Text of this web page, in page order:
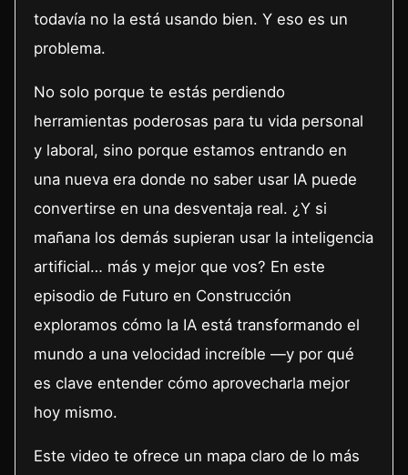
todavía no la está usando bien. Y eso es un
problema.
No solo porque te estás perdiendo
herramientas poderosas para tu vida personal
y laboral, sino porque estamos entrando en
una nueva era donde no saber usar IA puede
convertirse en una desventaja real. ¿Y si
mañana los demás supieran usar la inteligencia
artificial… más y mejor que vos? En este
episodio de Futuro en Construcción
exploramos cómo la IA está transformando el
mundo a una velocidad increíble —y por qué
es clave entender cómo aprovecharla mejor
hoy mismo.
Este video te ofrece un mapa claro de lo más